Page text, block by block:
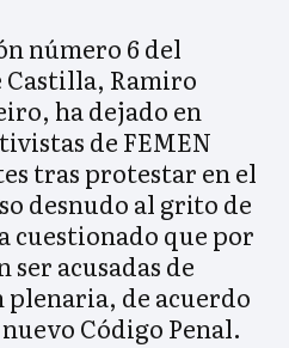
número 6 del
Castilla, Ramiro
ha dejado en
de FEMEN
tras protestar en el
desnudo al grito de
cuestionado que por
ser acusadas de
de acuerdo
Código Penal.